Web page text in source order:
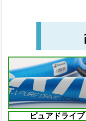
ピュアドライブ